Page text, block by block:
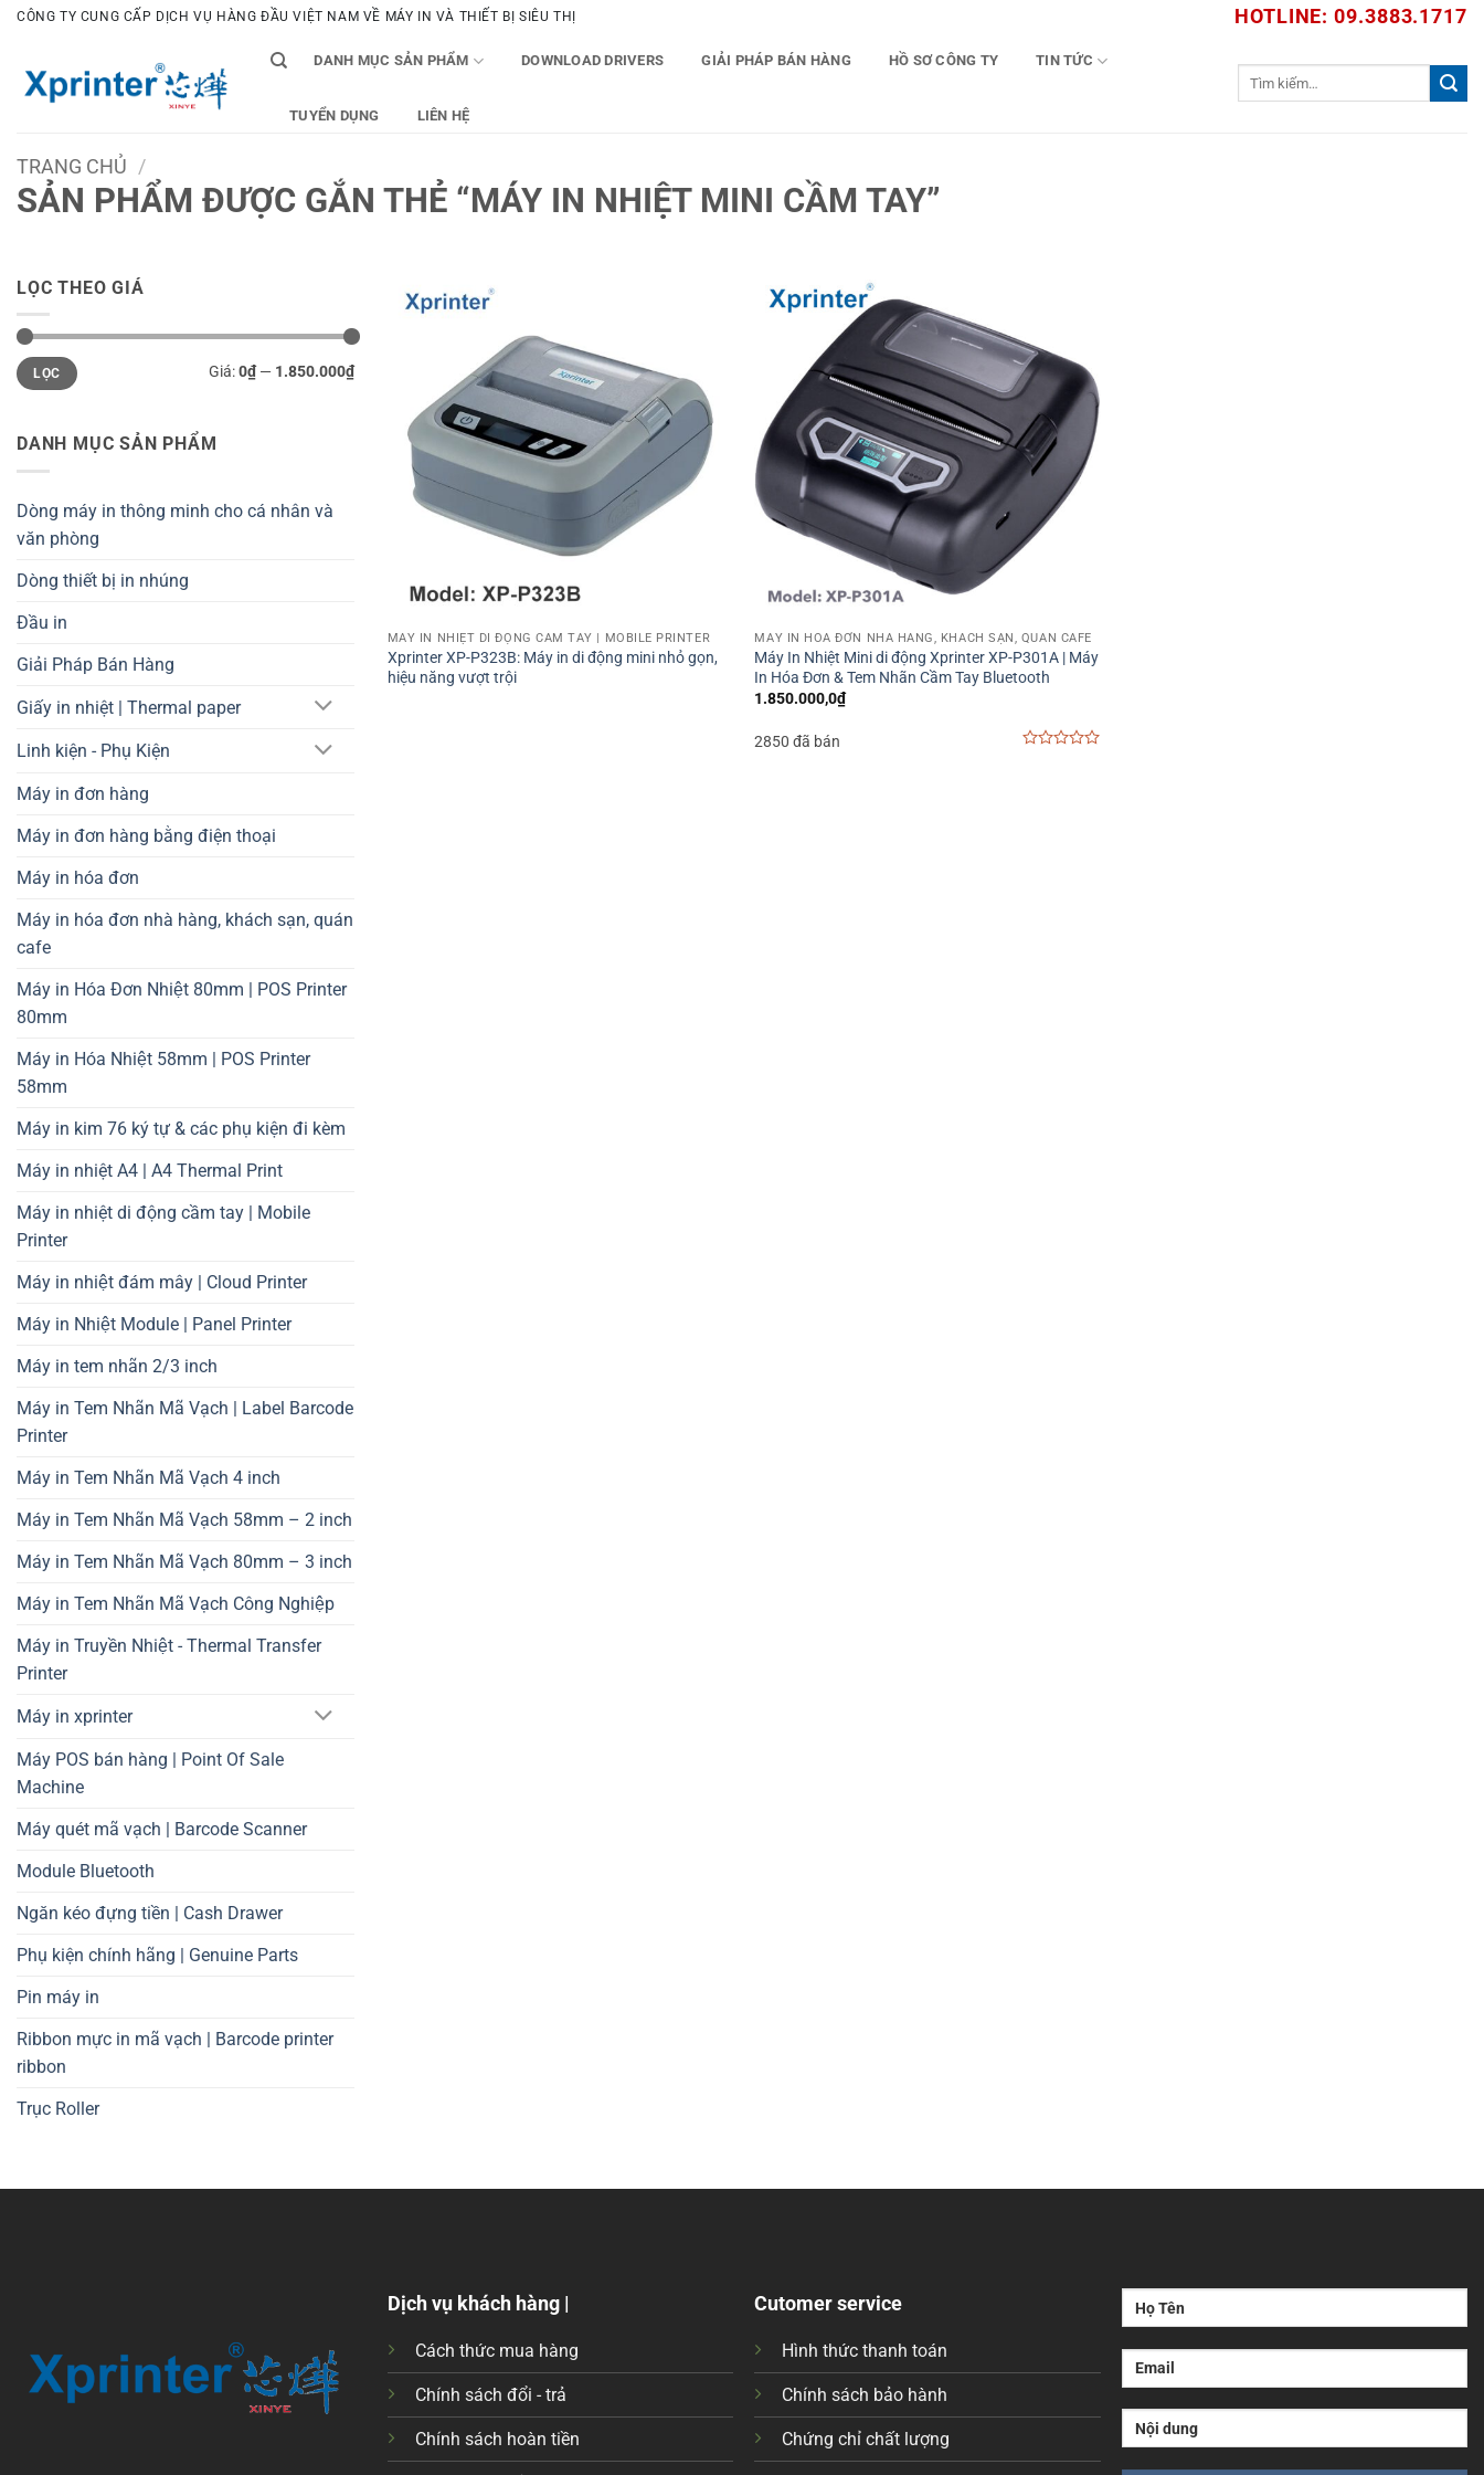
Bỏ
dung
CÔNG TY CUNG CẤP DỊCH VỤ HÀNG ĐẦU VIỆT NAM VỀ MÁY IN VÀ THIẾT BỊ SIÊU THỊ HOTLINE: 09.3883.1717
DANH MỤC SẢN PHẨM DOWNLOAD DRIVERS GIẢI PHÁP BÁN HÀNG HỒ SƠ CÔNG TY TIN TỨC
TUYỂN DỤNG LIÊN HỆ
TRANG CHỦ /
SẢN PHẨM ĐƯỢC GẮN THẺ “MÁY IN NHIỆT MINI CẦM TAY”
LỌC THEO GIÁ
Giá
tối
thiểu
Giá
tối
đa
LỌC Giá:0₫— 1.850.000₫
DANH MỤC SẢN PHẨM
Dòng máy in thông minh cho cá nhân và
văn phòng
Dòng thiết bị in nhúng
Đầu in
Giải Pháp Bán Hàng
Giấy in nhiệt | Thermal paper
Linh kiện - Phụ Kiện
Máy in đơn hàng
Máy in đơn hàng bằng điện thoại
Máy in hóa đơn
Máy in hóa đơn nhà hàng, khách sạn, quán
cafe
Máy in Hóa Đơn Nhiệt 80mm | POS Printer
80mm
Máy in Hóa Nhiệt 58mm | POS Printer
58mm
Máy in kim 76 ký tự & các phụ kiện đi kèm
Máy in nhiệt A4 | A4 Thermal Print
Máy in nhiệt di động cầm tay | Mobile
Printer
Máy in nhiệt đám mây | Cloud Printer
Máy in Nhiệt Module | Panel Printer
Máy in tem nhãn 2/3 inch
Máy in Tem Nhãn Mã Vạch | Label Barcode
Printer
Máy in Tem Nhãn Mã Vạch 4 inch
Máy in Tem Nhãn Mã Vạch 58mm – 2 inch
Máy in Tem Nhãn Mã Vạch 80mm – 3 inch
Máy in Tem Nhãn Mã Vạch Công Nghiệp
Máy in Truyền Nhiệt - Thermal Transfer
Printer
Máy in xprinter
Máy POS bán hàng | Point Of Sale
Machine
Máy quét mã vạch | Barcode Scanner
Module Bluetooth
Ngăn kéo đựng tiền | Cash Drawer
Phụ kiện chính hãng | Genuine Parts
Pin máy in
Ribbon mực in mã vạch | Barcode printer
ribbon
Trục Roller
MÁY IN NHIỆT DI ĐỘNG CẦM TAY | MOBILE PRINTER
Xprinter XP-P323B: Máy in di động mini nhỏ gọn,
hiệu năng vượt trội
MÁY IN HÓA ĐƠN NHÀ HÀNG, KHÁCH SẠN, QUÁN CAFE
Máy In Nhiệt Mini di động Xprinter XP-P301A | Máy
In Hóa Đơn & Tem Nhãn Cầm Tay Bluetooth
1.850.000,0₫
2850 đã bán
Dịch vụ khách hàng |
Cách thức mua hàng
Chính sách đổi - trả
Chính sách hoàn tiền
Cutomer service
Hình thức thanh toán
Chính sách bảo hành
Chứng chỉ chất lượng